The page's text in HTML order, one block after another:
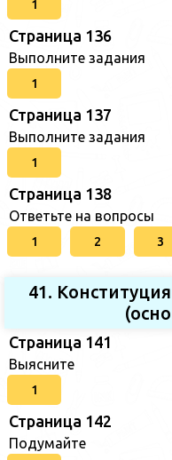
1
Страница 136
Выполните задания
1
Страница 137
Выполните задания
1
Страница 138
Ответьте на вопросы
1 2 3
41.
Страница 141
Выясните
1
Страница 142
Подумайте